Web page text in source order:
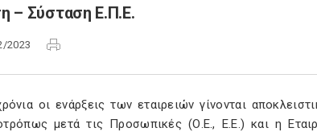
– Σύσταση Ε.Π.Ε.
2023
οι ενάρξεις των εταιρειών γίνονται
μετά τις Προσωπικές (Ο.Ε., Ε.Ε.) και η